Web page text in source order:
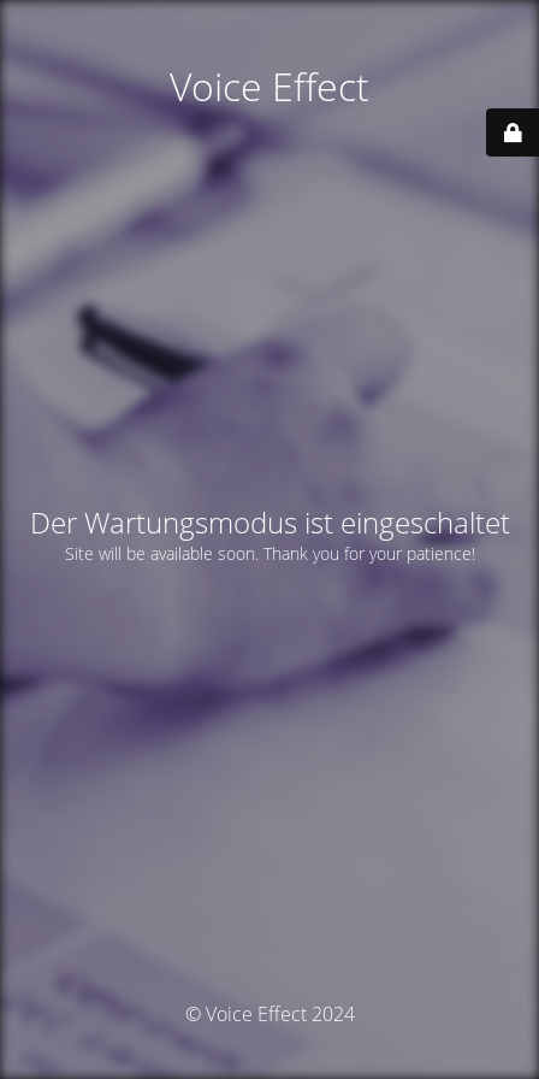
Voice Effect
Der Wartungsmodus ist eingeschaltet
Site will be available soon. Thank you for your patience!
© Voice Effect 2024